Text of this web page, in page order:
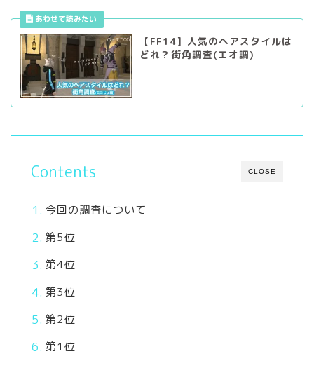
【FF14】人気のヘアスタイルは
どれ？街角調査(エオ調)
CLOSE
Contents
今回の調査について
第5位
第4位
第3位
第2位
第1位